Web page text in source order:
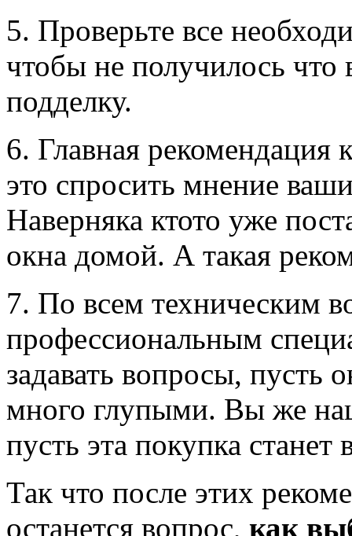
5. Проверьте все
чтобы не получилось
подделку.
6. Главная
это спросить мнение
Наверняка ктото уже
окна домой. А такая
7. По всем техническим
профессиональным
задавать вопросы, пусть
много глупыми. Вы же
пусть эта покупка станет
Так что после этих
останется вопрос, как